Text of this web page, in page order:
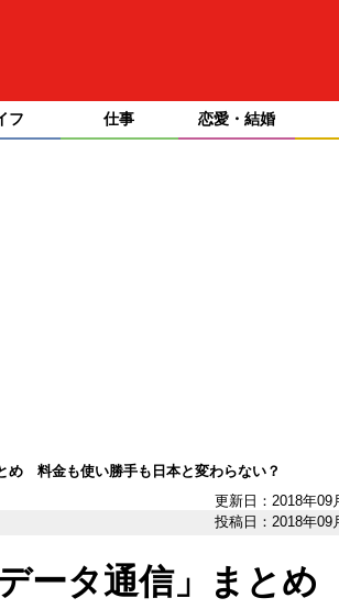
フ 仕事 恋愛・結婚
め 料金も使い勝手も日本と変わらない？
更新日：2018年09
投稿日：2018年09
ータ通信」まと